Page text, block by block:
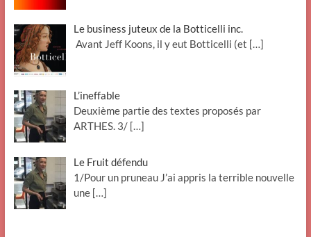
Le business juteux de la Botticelli inc.
Avant Jeff Koons, il y eut Botticelli (et […]
L’ineffable
Deuxième partie des textes proposés par
ARTHES. 3/ […]
Le Fruit défendu
1/Pour un pruneau J’ai appris la terrible nouvelle
une […]